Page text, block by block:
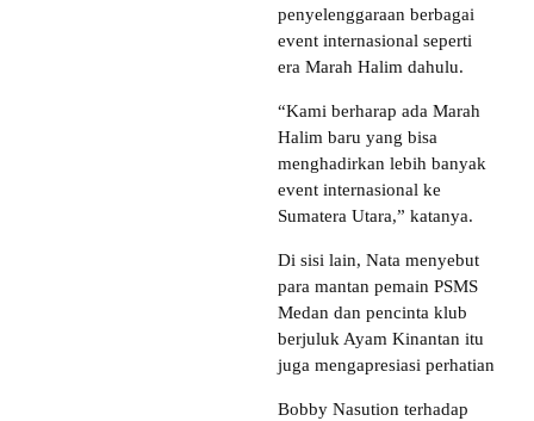
penyelenggaraan berbagai
event internasional seperti
era Marah Halim dahulu.
“Kami berharap ada Marah
Halim baru yang bisa
menghadirkan lebih banyak
event internasional ke
Sumatera Utara,” katanya.
Di sisi lain, Nata menyebut
para mantan pemain PSMS
Medan dan pencinta klub
berjuluk Ayam Kinantan itu
juga mengapresiasi perhatian
Bobby Nasution terhadap